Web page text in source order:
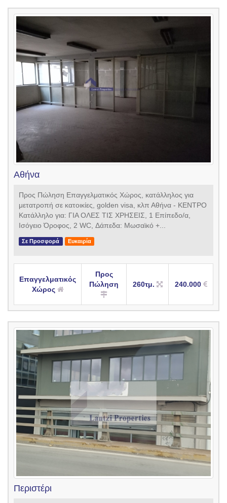
Αθήνα
Προς Πώληση Επαγγελματικός Χώρος, κατάλληλος για
μετατροπή σε κατοικίες, golden visa, κλπ Αθήνα - ΚΕΝΤΡΟ
Κατάλληλο για: ΓΙΑ ΟΛΕΣ ΤΙΣ ΧΡΗΣΕΙΣ, 1 Επίπεδο/α,
Ισόγειο Όροφος, 2 WC, Δάπεδα: Μωσαϊκό +...
Σε Προσφορά Ευκαιρία
Επαγγελματικός
Χώρος
Προς
Πώληση
260τμ. 240.000
Περιστέρι